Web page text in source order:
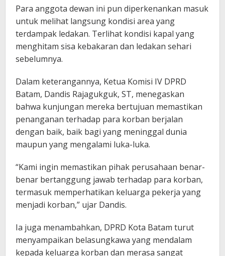
Para anggota dewan ini pun diperkenankan masuk
untuk melihat langsung kondisi area yang
terdampak ledakan. Terlihat kondisi kapal yang
menghitam sisa kebakaran dan ledakan sehari
sebelumnya.
Dalam keterangannya, Ketua Komisi IV DPRD
Batam, Dandis Rajagukguk, ST, menegaskan
bahwa kunjungan mereka bertujuan memastikan
penanganan terhadap para korban berjalan
dengan baik, baik bagi yang meninggal dunia
maupun yang mengalami luka-luka.
“Kami ingin memastikan pihak perusahaan benar-
benar bertanggung jawab terhadap para korban,
termasuk memperhatikan keluarga pekerja yang
menjadi korban,” ujar Dandis.
Ia juga menambahkan, DPRD Kota Batam turut
menyampaikan belasungkawa yang mendalam
kepada keluarga korban dan merasa sangat